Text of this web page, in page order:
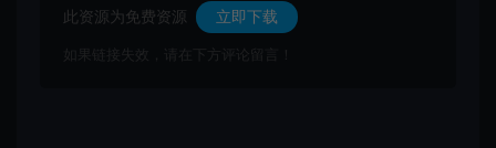
此资源为免费资源 立即下载
如果链接失效，请在下方评论留言！